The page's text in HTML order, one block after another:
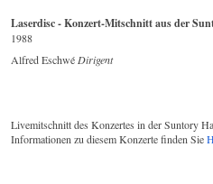
Laserdisc - Konzert-Mitschnitt aus der
1988
Alfred Eschwé Dirigent
Livemitschnitt des Konzertes in der Suntory
Informationen zu diesem Konzerte finden Sie